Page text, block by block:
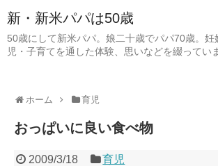
新・新米パパは50歳
50歳にして新米パパ。娘二十歳でパパ70歳。妊
児・子育てを通した体験、思いなどを綴ってい
ホーム 育児
おっぱいに良い食べ物
2009/3/18 育児